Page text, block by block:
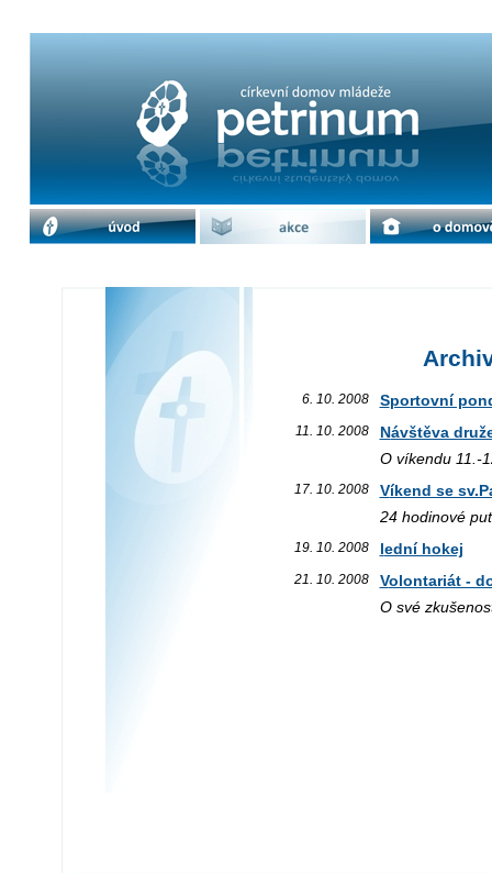
Archiv akcí / říjen 2008 | cdm
6. 10. 2008 Sportovní
11. 10. 2008
Návštěva
O víkendu 11.-
17. 10. 2008
Víkend se
24 hodinové
19. 10. 2008 lední hokej
21. 10. 2008
Volontariát -
O své
úvod akce o domově